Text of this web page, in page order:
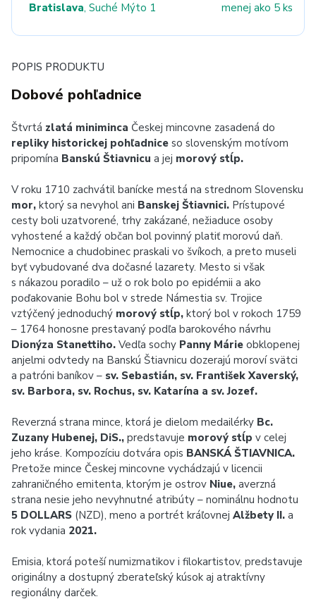
Bratislava, Suché Mýto 1 menej ako 5 ks
POPIS PRODUKTU
Dobové pohľadnice
Štvrtá zlatá miniminca Českej mincovne zasadená do
repliky historickej pohľadnice so slovenským motívom
pripomína Banskú Štiavnicu a jej morový stĺp.
V roku 1710 zachvátil banícke mestá na strednom Slovensku
mor, ktorý sa nevyhol ani Banskej Štiavnici. Prístupové
cesty boli uzatvorené, trhy zakázané, nežiaduce osoby
vyhostené a každý občan bol povinný platiť morovú daň.
Nemocnice a chudobinec praskali vo švíkoch, a preto museli
byť vybudované dva dočasné lazarety. Mesto si však
s nákazou poradilo – už o rok bolo po epidémii a ako
poďakovanie Bohu bol v strede Námestia sv. Trojice
vztýčený jednoduchý morový stĺp, ktorý bol v rokoch 1759
– 1764 honosne prestavaný podľa barokového návrhu
Dionýza Stanettiho. Vedľa sochy Panny Márie obklopenej
anjelmi odvtedy na Banskú Štiavnicu dozerajú moroví svätci
a patróni baníkov – sv. Sebastián, sv. František Xaverský,
sv. Barbora, sv. Rochus, sv. Katarína a sv. Jozef.
Reverzná strana mince, ktorá je dielom medailérky Bc.
Zuzany Hubenej, DiS., predstavuje morový stĺp v celej
jeho kráse. Kompozíciu dotvára opis BANSKÁ ŠTIAVNICA.
Pretože mince Českej mincovne vychádzajú v licencii
zahraničného emitenta, ktorým je ostrov Niue, averzná
strana nesie jeho nevyhnutné atribúty – nominálnu hodnotu
5 DOLLARS (NZD), meno a portrét kráľovnej Alžbety II. a
rok vydania 2021.
Emisia, ktorá poteší numizmatikov i filokartistov, predstavuje
originálny a dostupný zberateľský kúsok aj atraktívny
regionálny darček.